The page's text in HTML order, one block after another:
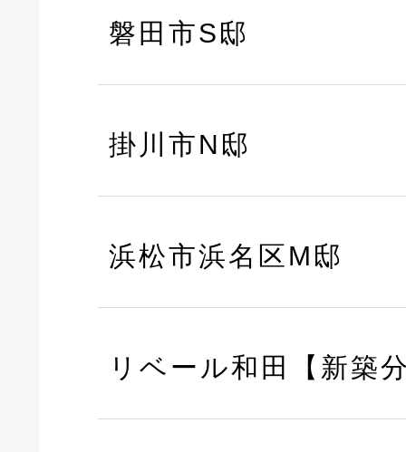
磐田市S邸
掛川市N邸
浜松市浜名区M邸
リベール和田【新築